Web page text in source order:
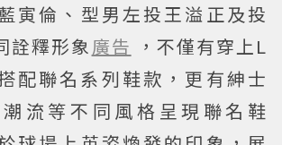
寅倫、型男左投王溢正及投
詮釋形象廣告 ，不僅有穿上L
配聯名系列鞋款，更有紳士
流等不同風格呈現聯名鞋